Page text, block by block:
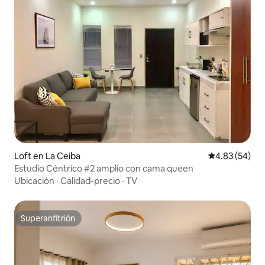
Loft en La Ceiba Calificación
4.83 (54)
Estudio Céntrico #2 amplio con cama queen
Ubicación · Calidad-precio · TV
Superanfitrión
Superanfitrión